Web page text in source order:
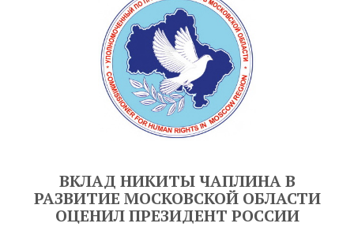
ВКЛАД НИКИТЫ ЧАПЛИНА В
РАЗВИТИЕ МОСКОВСКОЙ ОБЛАСТИ
ОЦЕНИЛ ПРЕЗИДЕНТ РОССИИ